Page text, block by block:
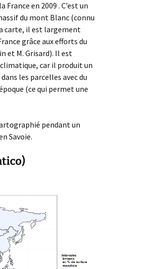
en 2009 . C’est un
du mont Blanc (connu
carte, il est largement
grâce aux efforts du
et M. Grisard). Il est
car il produit un
les parcelles avec du
(ce qui permet une
pendant un
Savoie.